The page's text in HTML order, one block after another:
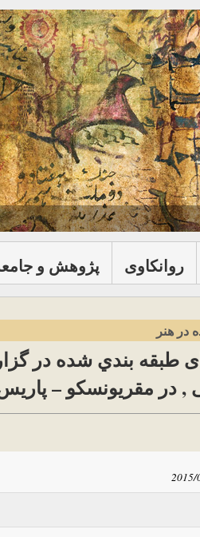
پژوهش و روانكاوی
در هنر
طبقه بندي شده در
در مقریونسکو – پاریس
2015/